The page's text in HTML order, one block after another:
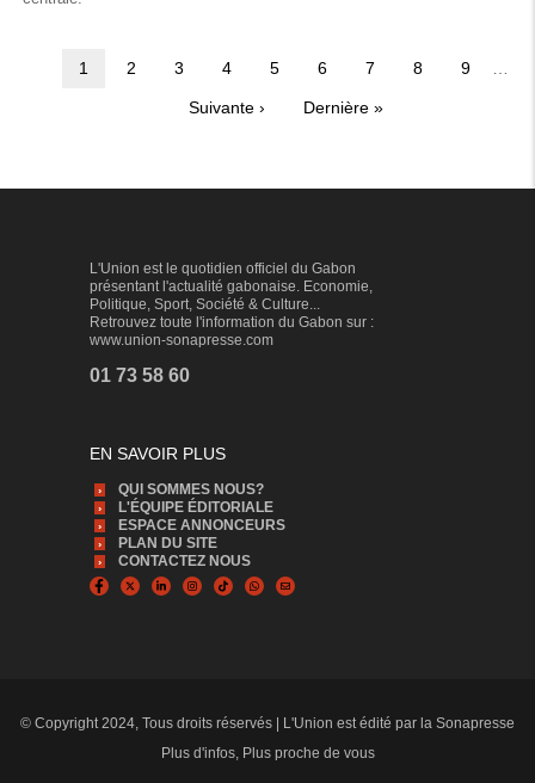
Pagination
Page
1 Page
2 Page
3 Page
4 Page
5 Page
6 Page
7 Page
8 Page
9
Page
Suivante ›
Dernière
Dernière »
L'Union est le quotidien officiel du Gabon
présentant l'actualité gabonaise. Economie,
Politique, Sport, Société & Culture...
Retrouvez toute l'information du Gabon sur :
www.union-sonapresse.com
01 73 58 60
EN SAVOIR PLUS
QUI SOMMES NOUS?
L'ÉQUIPE ÉDITORIALE
ESPACE ANNONCEURS
PLAN DU SITE
CONTACTEZ NOUS
© Copyright 2024, Tous droits réservés | L'Union est édité par la Sonapresse
Plus d'infos, Plus proche de vous